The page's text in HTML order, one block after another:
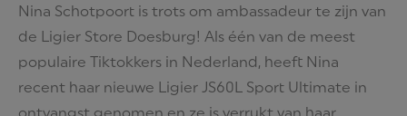
Nina Schotpoort is trots om ambassadeur te zijn van
de Ligier Store Doesburg! Als één van de meest
populaire Tiktokkers in Nederland, heeft Nina
recent haar nieuwe Ligier JS60L Sport Ultimate in